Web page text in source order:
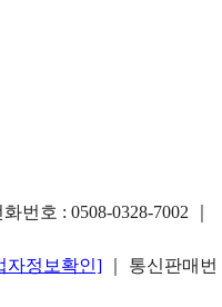
번호 : 0508-0328-7002
자정보확인]
｜ 통신판매번